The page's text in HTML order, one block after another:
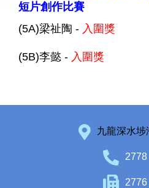
短片創作比賽
(5A)梁祉陶 - 入圍獎
(5B)李懿 - 入圍獎
九龍深水埗